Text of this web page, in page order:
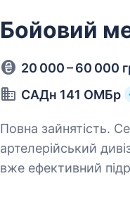
Бойовий
20 000 – 60 000
САДн 141 ОМБр
Повна зайнятість. Середня
артелерійський
вже ефективний